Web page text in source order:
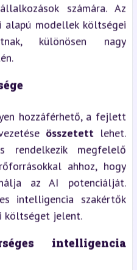
számára. Az
alapú modellek költségei
különösen nagy
hozzáférhető, a fejlett
összetettlehet.
rendelkezik megfelelő
ahhoz, hogy
az AI potenciálját.
intelligencia szakértők
költséget jelent.
intelligencia